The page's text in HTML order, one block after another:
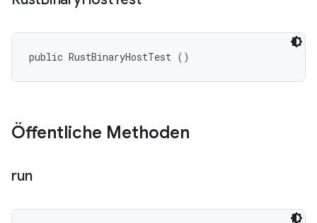
public RustBinaryHostTest ()
Öffentliche Methoden
run